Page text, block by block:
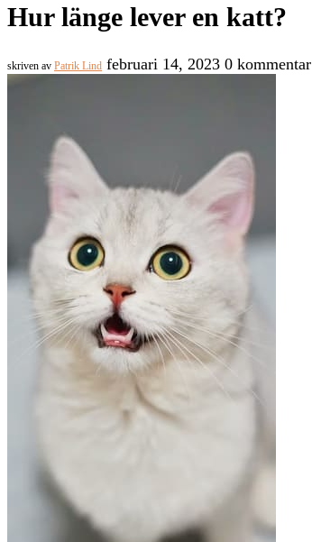
Hur länge lever en katt?
skriven av Patrik Lind februari 14, 2023 0 kommentar